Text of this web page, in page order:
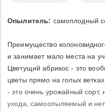
Опылитель: самоплодный
Преимущество
и занимает мало места на
Цветущий абрикос - это
цветы прямо на голых
- это очень урожайный
ухода, самоопыляемый и